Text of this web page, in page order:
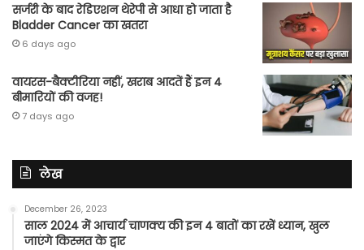
सर्जरी के बाद रेडिएशन थेरेपी से आधा हो जाता है
Bladder Cancer का खतरा
6 days ago
वायरस-बैक्टीरिया नहीं, खराब आदतें हैं इन 4
बीमारियों की वजह!
7 days ago
लेख
December 26, 2023
साल 2024 में आचार्य चाणक्य की इन 4 बातों का रखें ध्यान, खुल
जाएंगे किस्मत के द्वार